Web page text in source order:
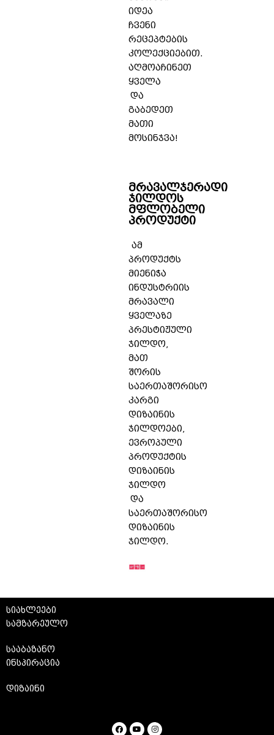
იდეა
ჩვენი
რეცეპტების
კოლექციებით.
აღმოაჩინეთ
ყველა
და
გაბედეთ
მათი
მოსინჯვა!
მრავალჯერადი
ჯილდოს
მფლობელი
პროდუქტი
ამ
პროდუქტს
მიენიჭა
ინდუსტრიის
მრავალი
ყველაზე
პრესტიჟული
ჯილდო,
მათ
შორის
საერთაშორისო
კარგი
დიზაინის
ჯილდოები,
ევროპული
პროდუქტის
დიზაინის
ჯილდო
და
საერთაშორისო
დიზაინის
ჯილდო.
სიახლეები
სამზარეულო
სააბაზანო
ინსპირაცია
დიზაინი